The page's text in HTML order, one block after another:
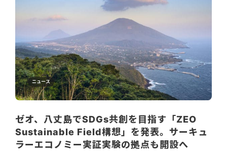
ニュース
ゼオ、八丈島でSDGs共創を目指す「ZEO
Sustainable Field構想」を発表。サーキュ
ラーエコノミー実証実験の拠点も開設へ